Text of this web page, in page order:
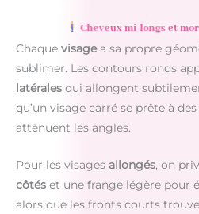
Cheveux mi-longs et
Chaque visagea sa propre
sublimer. Les contours ronds
latérales qui allongent
qu’un visage carré se prête à des
atténuent les angles.
Pour les visages allongés, on
côtés et une frange légère pour
alors que les fronts courts